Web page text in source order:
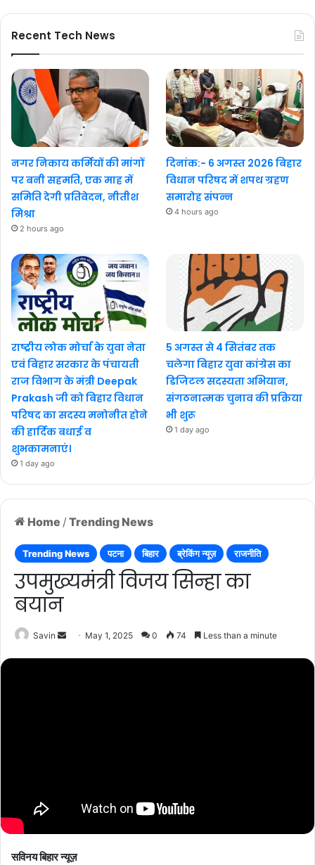
Home / Trending News
Trending News पटना बिहार ब्रेकिंग न्यूज़ राजनीति
उपमुख्यमंत्री विजय सिन्हा का
बयान
Savin
SendMay 1, 2025 0 74 Less than a minute
सविनय बिहार न्यूज़
Recent Tech News
नगर निकाय कर्मियों की मांगों
पर बनी सहमति, एक माह में
समिति देगी प्रतिवेदन, नीतीश
मिश्रा
2 hours ago
दिनांक:- 6 अगस्त 2026 बिहार
विधान परिषद में शपथ ग्रहण
समारोह संपन्न
4 hours ago
राष्ट्रीय लोक मोर्चा के युवा नेता
एवं बिहार सरकार के पंचायती
राज विभाग के मंत्री Deepak
Prakash जी को बिहार विधान
परिषद का सदस्य मनोनीत होने
की हार्दिक बधाई व
शुभकामनाएं।
1 day ago
5 अगस्त से 4 सितंबर तक
चलेगा बिहार युवा कांग्रेस का
डिजिटल सदस्यता अभियान,
संगठनात्मक चुनाव की प्रक्रिया
भी शुरू
1 day ago